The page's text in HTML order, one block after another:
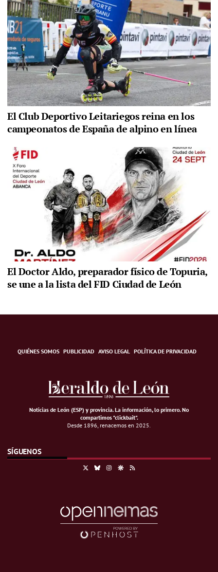
El Club Deportivo Leitariegos reina en los
campeonatos de España de alpino en línea
El Doctor Aldo, preparador físico de Topuria,
se une a la lista del FID Ciudad de León
QUIÉNES SOMOS PUBLICIDAD AVISO LEGAL POLÍTICA DE PRIVACIDAD
Noticias de León (ESP) y provincia. La información, lo primero.No
compartimos "clickbait".
Desde 1896, renacemos en 2025.
SÍGUENOS
BlueskyInstagramGoogle Discover